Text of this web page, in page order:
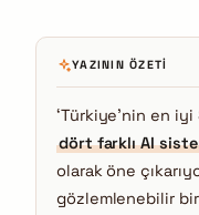
YAZININ ÖZETI
‘Türkiye’nin en iyi
dört farklı AI
olarak öne
gözlemlenebilir bir